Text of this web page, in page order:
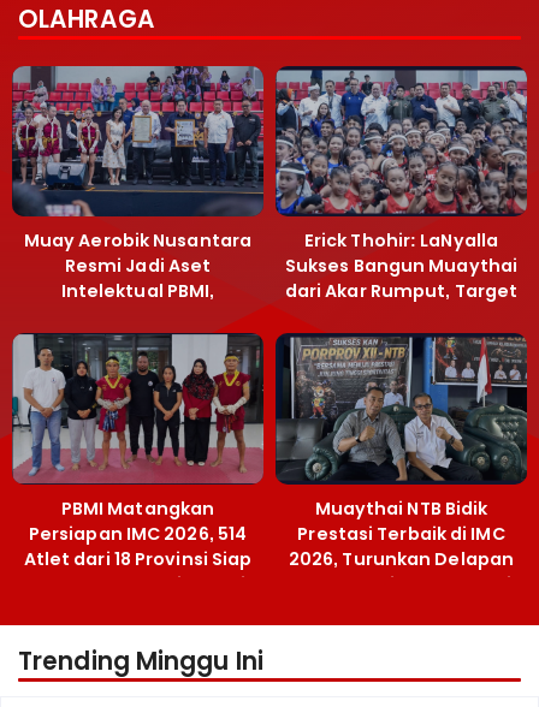
OLAHRAGA
Muay Aerobik Nusantara
Resmi Jadi Aset
Intelektual PBMI,
Terobosan Bangun
Grassroots
Erick Thohir: LaNyalla
Sukses Bangun Muaythai
dari Akar Rumput, Target
PBMI Matangkan
Persiapan IMC 2026, 514
Atlet dari 18 Provinsi Siap
Berlaga Besok di Bekasi
Muaythai NTB Bidik
Prestasi Terbaik di IMC
2026, Turunkan Delapan
Atlet ke Kejurnas Bekasi
Trending Minggu Ini